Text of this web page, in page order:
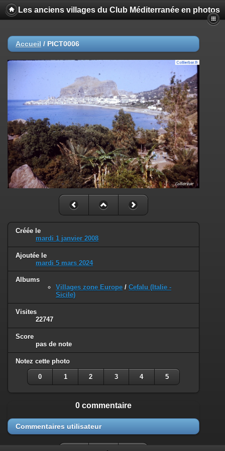
Les anciens villages du Club Méditerranée en photos
Accueil / PICT0006
Créée le
mardi 1 janvier 2008
Ajoutée le
mardi 5 mars 2024
Albums
Villages zone Europe / Cefalu (Italie -
Sicile)
Visites
22747
Score
pas de note
Notez cette photo
0 1 2 3 4 5
0 commentaire
Commentaires utilisateur